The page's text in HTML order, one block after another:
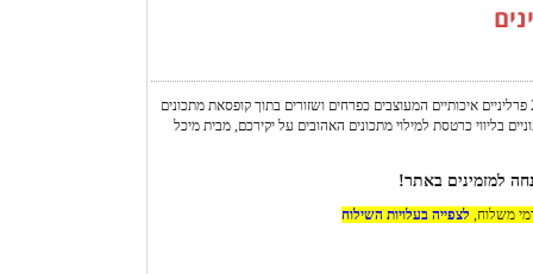
זר שוקולד המכיל 20 פרליניים איכותיים המעוצבים כפרחים ושזורים בתוך קופסאת מתכונים
בליווי כרטסת למילוי מתכונים האהובים על יקירכם, מבית מיכל
משלוח, לצפייה בעלויות השילוח